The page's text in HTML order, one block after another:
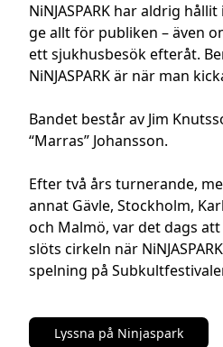
NiNJASPARK har aldrig
ge allt för publiken – även
ett sjukhusbesök efteråt.
NiNJASPARK är när man
Bandet består av Jim
“Marras” Johansson.
Efter två års turnerande,
annat Gävle, Stockholm,
och Malmö, var det dags
slöts cirkeln när
spelning på
Lyssna på Ninjaspark